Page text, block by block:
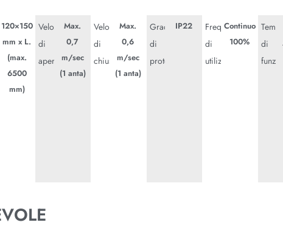
Evolus
120×150
mm x L.
(max.
6500
mm)
Velocità
di
apertura
Max.
0,7
m/sec
(1 anta)
Velocità
di
chiusura
Max.
0,6
m/sec
(1 anta)
Grado
di
protezione
IP22
Frequenza
di
utilizzo
Continuo
100%
di